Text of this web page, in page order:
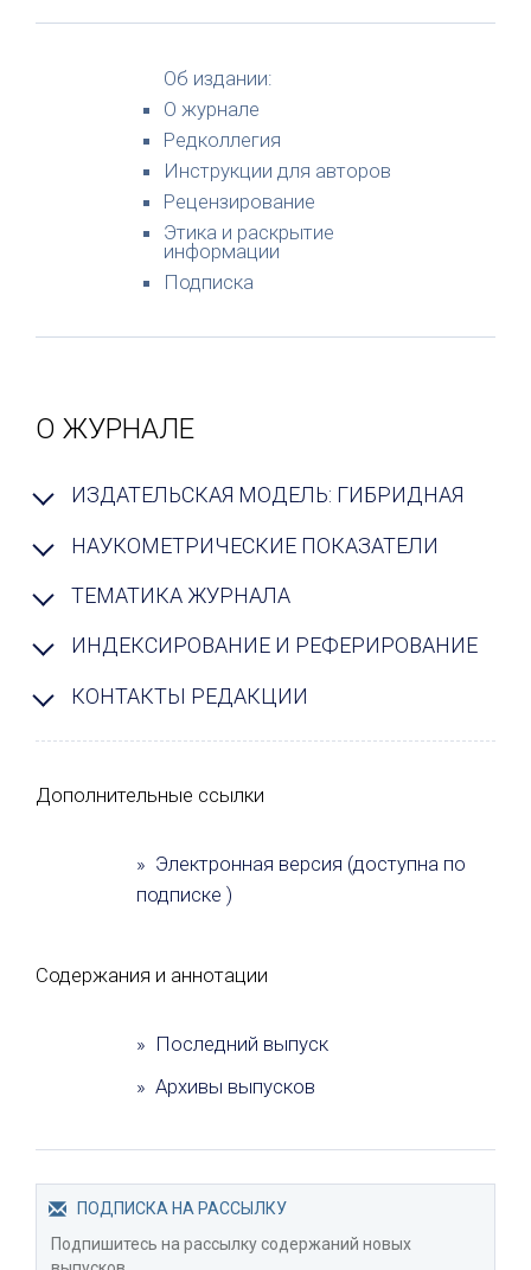
Об издании:
О журнале
Редколлегия
Инструкции для авторов
Рецензирование
Этика и раскрытие
информации
Подписка
О ЖУРНАЛЕ
ИЗДАТЕЛЬСКАЯ МОДЕЛЬ: ГИБРИДНАЯ
НАУКОМЕТРИЧЕСКИЕ ПОКАЗАТЕЛИ
ТЕМАТИКА ЖУРНАЛА
ИНДЕКСИРОВАНИЕ И РЕФЕРИРОВАНИЕ
КОНТАКТЫ РЕДАКЦИИ
Дополнительные ссылки
» Электронная версия (доступна по
подписке )
Содержания и аннотации
» Последний выпуск
» Архивы выпусков
ПОДПИСКА НА РАССЫЛКУ
Подпишитесь на рассылку содержаний новых